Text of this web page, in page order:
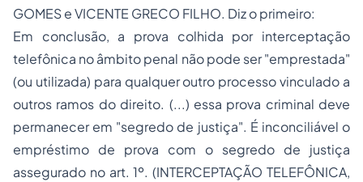
GOMES e VICENTE GRECO FILHO. Diz o primeiro:
Em conclusão, a prova colhida por interceptação
telefônica no âmbito penal não pode ser "emprestada"
(ou utilizada) para qualquer outro processo vinculado a
outros ramos do direito. (...) essa prova criminal deve
permanecer em "segredo de justiça". É inconciliável o
empréstimo de prova com o segredo de justiça
assegurado no art. 1º. (INTERCEPTAÇÃO TELEFÔNICA,